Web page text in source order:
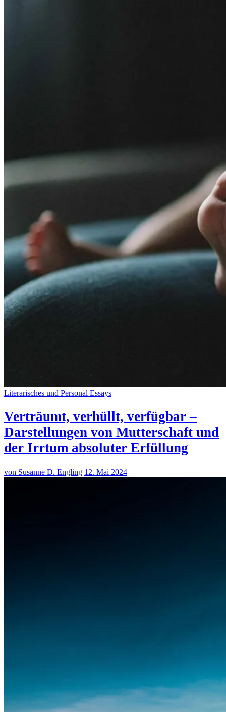
Literarisches und Personal Essays
Verträumt, verhüllt, verfügbar –
Darstellungen von Mutterschaft und
der Irrtum absoluter Erfüllung
von Susanne D. Engling 12. Mai 2024